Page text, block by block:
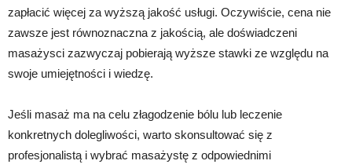
zapłacić więcej za wyższą jakość usługi. Oczywiście, cena nie
zawsze jest równoznaczna z jakością, ale doświadczeni
masażysci zazwyczaj pobierają wyższe stawki ze względu na
swoje umiejętności i wiedzę.
Jeśli masaż ma na celu złagodzenie bólu lub leczenie
konkretnych dolegliwości, warto skonsultować się z
profesjonalistą i wybrać masażystę z odpowiednimi